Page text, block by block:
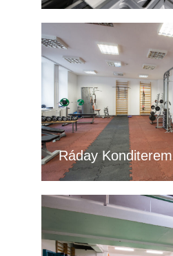
Ráday Konditerem